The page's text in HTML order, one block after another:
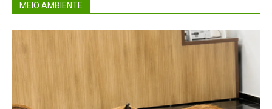
MEIO AMBIENTE